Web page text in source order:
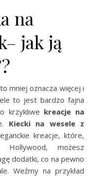
na
jak ją
mniej oznacza więcej i
to jest bardzo fajna
krzykliwe kreacje na
Kiecki na wesele z
kreacje, które,
Hollywood, możesz
dodatki, co na pewno
Weźmy na przykład